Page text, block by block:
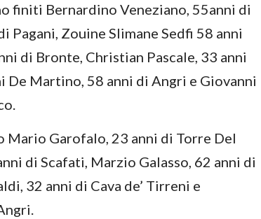
finiti Bernardino Veneziano, 55anni di
Pagani, Zouine Slimane Sedfi 58 anni
di Bronte, Christian Pascale, 33 anni
De Martino, 58 anni di Angri e Giovanni
Garofalo, 23 anni di Torre Del
di Scafati, Marzio Galasso, 62 anni di
32 anni di Cava de’ Tirreni e